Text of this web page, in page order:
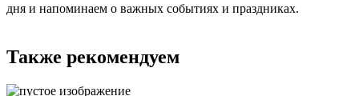
дня и напоминаем о важных событиях и праздниках.
Также рекомендуем